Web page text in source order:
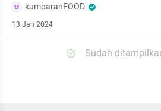
kumparanFOOD
13 Jan 2024
Sudah